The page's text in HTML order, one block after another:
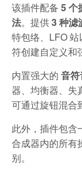
该插件配备 5 个
法。提供3 种滤
特包络、LFO
符创建自定义和
内置强大的 音
器、均衡器、失
可通过旋钮混合
此外，插件包含
合成器内的所有
别。